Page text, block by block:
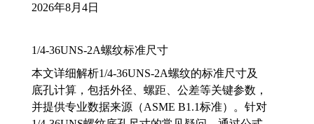
2026年8月4日
1/4-36UNS-2A螺纹标准尺寸
本文详细解析1/4-36UNS-2A螺纹的标准尺寸及
底孔计算，包括外径、螺距、公差等关键参数，
并提供专业数据来源（ASME B1.1标准）。针对